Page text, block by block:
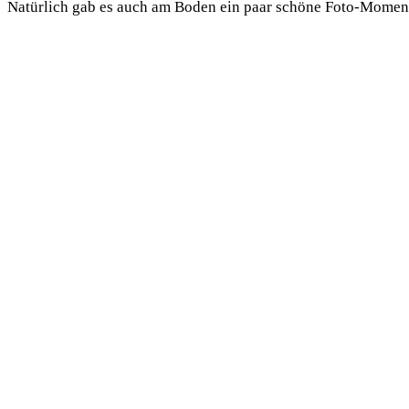
Natürlich gab es auch am Boden ein paar schöne Foto-